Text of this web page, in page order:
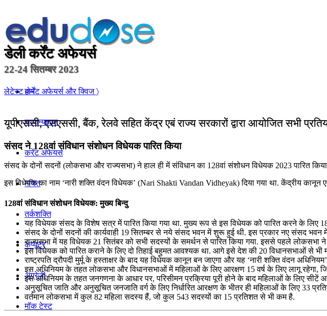
होम
सामान्यज्ञान
करेंट अफेयर्स
गणित
तर्कशक्ति
कंप्यूटर
अंग्रेजी
मॉक टेस्ट
डेली कर्रेंट अफेयर्स
22-24 सितम्बर 2023
लेटेस्ट कर्रेंट अफेयर्स और क्विज 〉
यूपीएससी, एसएससी, बैंक, रेलवे सहित केंद्र एबं राज्य सरकारों द्वारा आयोजित सभी
संसद ने 128वां संविधान संशोधन विधेयक पारित किया
संसद के दोनों सदनों (लोकसभा और राज्यसभा) ने हाल ही में संविधान का 128वां संशोधन विधेयक 2023 पारित
इस विधेयक का नाम ‘नारी शक्ति वंदन विधेयक’ (Nari Shakti Vandan Vidheyak) दिया गया था. केंद्रीय
128वां संविधान संशोधन विधेयक: मुख्य बिन्दु
यह विधेयक संसद के विशेष सत्र में पारित किया गया था. मुख्य रूप से इस विधेयक को पारित करने के लिए
संसद के दोनों सदनों की कार्यवाही 19 सितम्बर से नये संसद भवन में शुरू हुई थी. इस प्रकार नए संसद भवन में
राज्यसभा में यह विधेयक 21 सितंबर को सभी सदस्यों के समर्थन से पारित किया गया. इससे पहले लोकसभा
इस विधेयक को पारित कराने के लिए दो तिहाई बहुमत आवश्यक था. आगे इसे देश की 20 विधानसभाओं से भी
राष्ट्रपति द्रौपदी मुर्मू के हस्ताक्षर के बाद यह विधेयक कानून बन जाएगा और यह ‘नारी शक्ति वंदन
इस अधिनियम के तहत लोकसभा और विधानसभाओं में महिलाओं के लिए आरक्षण 15 वर्ष के लिए लागू रहेगा,
इस अधिनियम के तहत जनगणना के आधार पर, परिसीमन प्रक्रिया पूरी होने के बाद महिलाओं के लिए सीटें
अनुसूचित जाति और अनुसूचित जनजाति वर्ग के लिए निर्धारित आरक्षण के भीतर ही महिलाओं के लिए 33
वर्तमान लोकसभा में कुल 82 महिला सदस्य हैं, जो कुल 543 सदस्यों का 15 प्रतिशत से भी कम है.